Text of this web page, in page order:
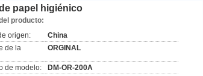
papel higiénico
producto:
origen:
China
de la
ORGINAL
de modelo: DM-OR-200A